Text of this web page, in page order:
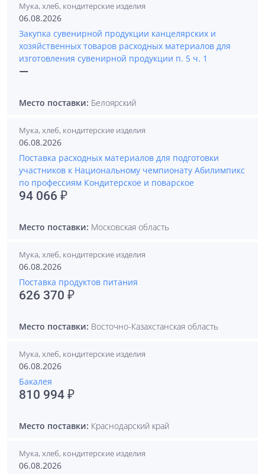
Мука, хлеб, кондитерские изделия
06.08.2026
Закупка сувенирной продукции канцелярских и
хозяйственных товаров расходных материалов для
изготовления сувенирной продукции п. 5 ч. 1
—
Место поставки: Белоярский
Мука, хлеб, кондитерские изделия
06.08.2026
Поставка расходных материалов для подготовки
участников к Национальному чемпионату Абилимпикс
по профессиям Кондитерское и поварское
94 066 ₽
Место поставки: Московская область
Мука, хлеб, кондитерские изделия
06.08.2026
Поставка продуктов питания
626 370 ₽
Место поставки: Восточно-Казахстанская область
Мука, хлеб, кондитерские изделия
06.08.2026
Бакалея
810 994 ₽
Место поставки: Краснодарский край
Мука, хлеб, кондитерские изделия
06.08.2026